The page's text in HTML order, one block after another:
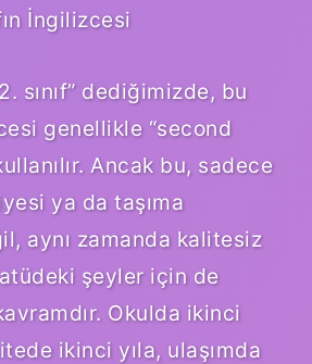
İngilizcesi
sınıf” dediğimizde, bu
genellikle “second
Ancak bu, sadece
ya da taşıma
aynı zamanda kalitesiz
şeyler için de
Okulda ikinci
ikinci yıla, ulaşımda